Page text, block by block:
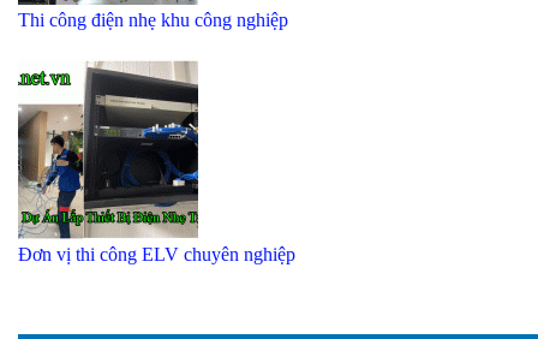
Thi công điện nhẹ khu công nghiệp
Đơn vị thi công ELV chuyên nghiệp